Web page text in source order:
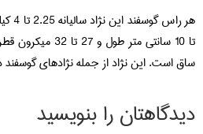
تا 10 سانتی
ساق است. این نژاد از جمله نژادهای
دیدگاهتان را بنویسید